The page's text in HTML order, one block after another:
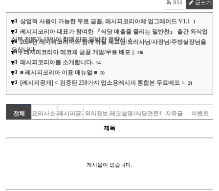
RSS 글쓰기
상업적 사용이 가능한 무료 글꼴, 레시피코리아체 업그레이드 V1.1 1
레시피코리아 대표가 참여한 『식당 매출을 올리는 밑반찬』 출간 외식업
실무 전문가 18인이 함께 만든 밑반찬 전략서
2
2024년 레시피코리아와 함께 하실 셰프님/요리사님/사장님/주방실장님을
모십니다
[ 레시피코리아 레코체 글꼴 개발/무료 배포 ] 136
레시피코리아를 소개합니다. 54
■ 레시피코리아 이용 매뉴얼 ■ 50
[레시피공개] < 검증된 259가지 업소용레시피 통합본 무료배포 > 24
전체 요리사소개레시피공개외식정보 레코설명서식당견문록 자유글 이벤트
제목
게시물이 없습니다.